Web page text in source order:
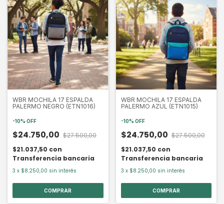
WBR MOCHILA 17 ESPALDA
PALERMO NEGRO (ETN1016)
-10% OFF
$24.750,00 $27.500,00
$21.037,50 con
Transferencia bancaria
3 x $8.250,00 sin interés
WBR MOCHILA 17 ESPALDA
PALERMO AZUL (ETN1015)
-10% OFF
$24.750,00 $27.500,00
$21.037,50 con
Transferencia bancaria
3 x $8.250,00 sin interés